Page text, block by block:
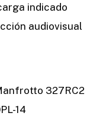
indicado
audiovisual
327RC2
14